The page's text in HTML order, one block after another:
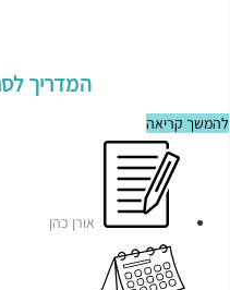
המדריך
להמשך קריאה
אורן כהן